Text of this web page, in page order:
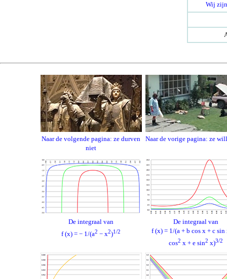
Wij
Naar de volgende pagina: ze durven
niet
Naar de vorige pagina: ze
De integraal van
f (x) = − 1/(a2 − x2)1/2
De integraal van
f (x) = 1/(a + b cos x + c sin
cos2 x + e sin2 x)3/2